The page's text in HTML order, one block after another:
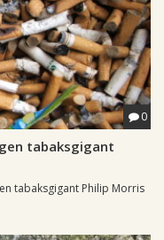
0
tabaksgigant
tabaksgigant Philip Morris